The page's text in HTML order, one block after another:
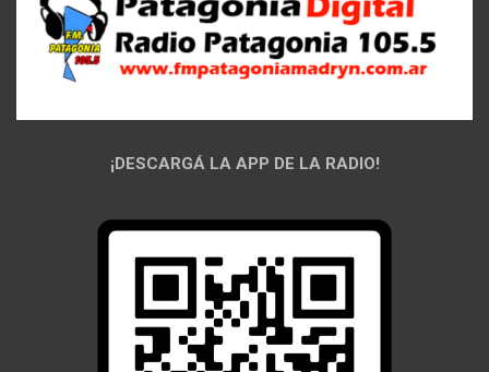
¡DESCARGÁ LA APP DE LA RADIO!